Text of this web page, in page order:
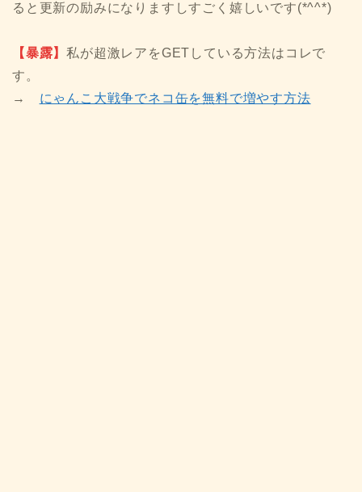
ると更新の励みになりますしすごく嬉しいです(*^^*)
【暴露】私が超激レアをGETしている方法はコレで
す。
→ にゃんこ大戦争でネコ缶を無料で増やす方法